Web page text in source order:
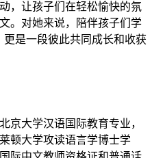
，让孩子们在轻松愉快的氛
。对她来说，陪伴孩子们学
是一段彼此共同成长和收获
京大学汉语国际教育专业，
顿大学攻读语言学博士学